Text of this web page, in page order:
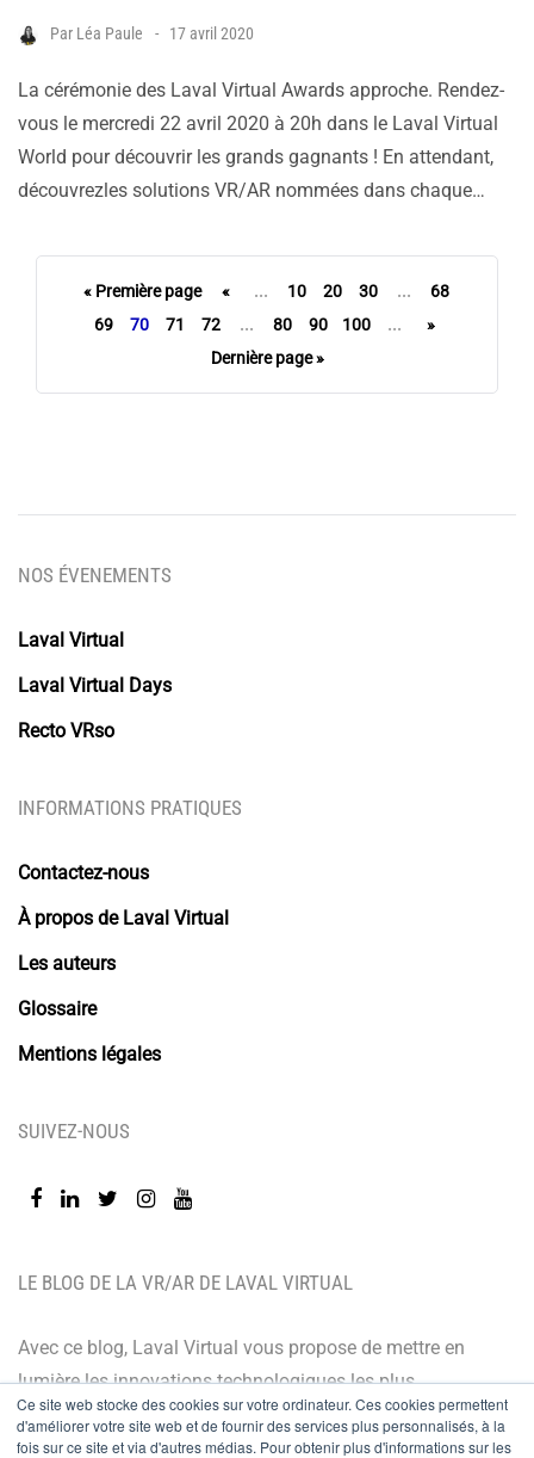
Ce site web stocke des cookies sur votre ordinateur. Ces cookies permettent
d'améliorer votre site web et de fournir des services plus personnalisés, à la
fois sur ce site et via d'autres médias. Pour obtenir plus d'informations sur les
Par Léa Paule 17 avril 2020
La cérémonie des Laval Virtual Awards approche. Rendez-
vous le mercredi 22 avril 2020 à 20h dans le Laval Virtual
World pour découvrir les grands gagnants ! En attendant,
découvrezles solutions VR/AR nommées dans chaque…
« Première page « ... 10 20 30 ...
68
69
70 71 72 ... 80 90 100 ...
»
Dernière page »
LE BLOG DE LA VR/AR DE LAVAL VIRTUAL
Avec ce blog, Laval Virtual vous propose de mettre en
lumière les innovations technologiques les plus
récentes et les dernières tendances. Orienté BtoB, le
blog de Laval Virtual s’adresse à tous ceux qui désirent
NOS ÉVENEMENTS
Laval Virtual
Laval Virtual Days
Recto VRso
INFORMATIONS PRATIQUES
Contactez-nous
À propos de Laval Virtual
Les auteurs
Glossaire
Mentions légales
SUIVEZ-NOUS